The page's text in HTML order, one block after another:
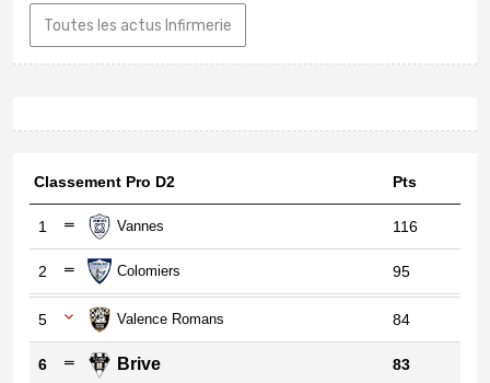
Toutes les actus Infirmerie
Classement Pro D2 Pts
1 Vannes 116
2 Colomiers 95
5 Valence Romans 84
6 Brive 83